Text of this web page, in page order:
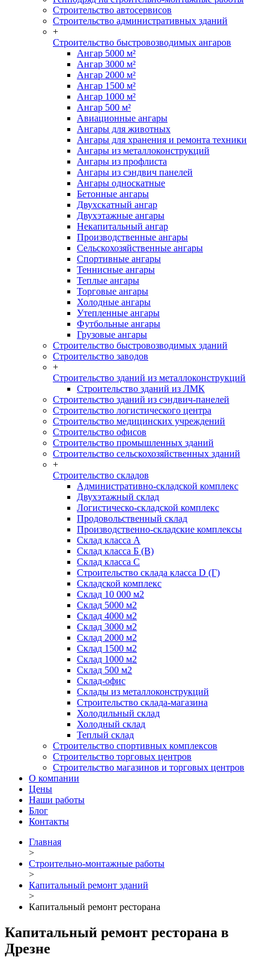
Строительство автосервисов
Строительство административных зданий
+
Строительство быстровозводимых ангаров
Ангар 5000 м²
Ангар 3000 м²
Ангар 2000 м²
Ангар 1500 м²
Ангар 1000 м²
Ангар 500 м²
Авиационные ангары
Ангары для животных
Ангары для хранения и ремонта техники
Ангары из металлоконструкций
Ангары из профлиста
Ангары из сэндвич панелей
Ангары односкатные
Бетонные ангары
Двухскатный ангар
Двухэтажные ангары
Некапитальный ангар
Производственные ангары
Сельскохозяйственные ангары
Спортивные ангары
Теннисные ангары
Теплые ангары
Торговые ангары
Холодные ангары
Утепленные ангары
Футбольные ангары
Грузовые ангары
Строительство быстровозводимых зданий
Строительство заводов
+
Строительство зданий из металлоконструкций
Строительство зданий из ЛМК
Строительство зданий из сэндвич-панелей
Строительство логистического центра
Строительство медицинских учреждений
Строительство офисов
Строительство промышленных зданий
Строительство сельскохозяйственных зданий
+
Строительство складов
Административно-складской комплекс
Двухэтажный склад
Логистическо-складской комплекс
Продовольственный склад
Производственно-складские комплексы
Склад класса А
Склад класса Б (B)
Склад класса С
Строительство склада класса D (Г)
Складской комплекс
Склад 10 000 м2
Склад 5000 м2
Склад 4000 м2
Склад 3000 м2
Склад 2000 м2
Склад 1500 м2
Склад 1000 м2
Склад 500 м2
Склад-офис
Склады из металлоконструкций
Строительство склада-магазина
Холодильный склад
Холодный склад
Теплый склад
Строительство спортивных комплексов
Строительство торговых центров
Строительство магазинов и торговых центров
О компании
Цены
Наши работы
Блог
Контакты
Главная
>
Строительно-монтажные работы
>
Капитальный ремонт зданий
>
Капитальный ремонт ресторана
Капитальный ремонт ресторана в
Дрезне